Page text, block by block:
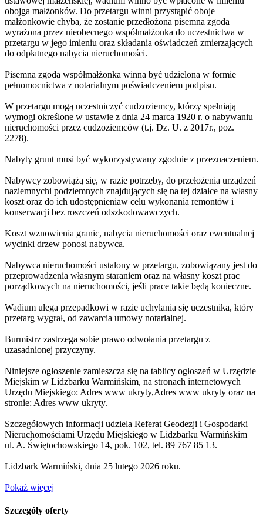
obojga małżonków. Do przetargu winni przystąpić oboje
małżonkowie chyba, że zostanie przedłożona pisemna zgoda
wyrażona przez nieobecnego współmałżonka do uczestnictwa w
przetargu w jego imieniu oraz składania oświadczeń zmierzających
do odpłatnego nabycia nieruchomości.
Pisemna zgoda współmałżonka winna być udzielona w formie
pełnomocnictwa z notarialnym poświadczeniem podpisu.
W przetargu mogą uczestniczyć cudzoziemcy, którzy spełniają
wymogi określone w ustawie z dnia 24 marca 1920 r. o nabywaniu
nieruchomości przez cudzoziemców (t.j. Dz. U. z 2017r., poz.
2278).
Nabyty grunt musi być wykorzystywany zgodnie z przeznaczeniem.
Nabywcy zobowiążą się, w razie potrzeby, do przełożenia urządzeń
naziemnychi podziemnych znajdujących się na tej działce na własny
koszt oraz do ich udostępnieniaw celu wykonania remontów i
konserwacji bez roszczeń odszkodowawczych.
Koszt wznowienia granic, nabycia nieruchomości oraz ewentualnej
wycinki drzew ponosi nabywca.
Nabywca nieruchomości ustalony w przetargu, zobowiązany jest do
przeprowadzenia własnym staraniem oraz na własny koszt prac
porządkowych na nieruchomości, jeśli prace takie będą konieczne.
Wadium ulega przepadkowi w razie uchylania się uczestnika, który
przetarg wygrał, od zawarcia umowy notarialnej.
Burmistrz zastrzega sobie prawo odwołania przetargu z
uzasadnionej przyczyny.
Niniejsze ogłoszenie zamieszcza się na tablicy ogłoszeń w Urzędzie
Miejskim w Lidzbarku Warmińskim, na stronach internetowych
Urzędu Miejskiego: Adres www ukryty,Adres www ukryty oraz na
stronie: Adres www ukryty.
Szczegółowych informacji udziela Referat Geodezji i Gospodarki
Nieruchomościami Urzędu Miejskiego w Lidzbarku Warmińskim
ul. A. Świętochowskiego 14, pok. 102, tel. 89 767 85 13.
Lidzbark Warmiński, dnia 25 lutego 2026 roku.
Pokaż więcej
Szczegóły oferty